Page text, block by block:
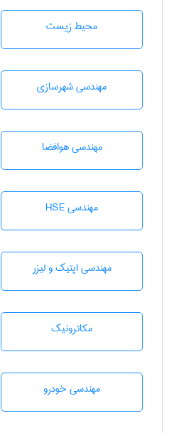
محيط زيست
مهندسی شهرسازی
مهندسی هوافضا
مهندسی HSE
مهندسی اپتیک و لیزر
مکاترونیک
مهندسی خودرو